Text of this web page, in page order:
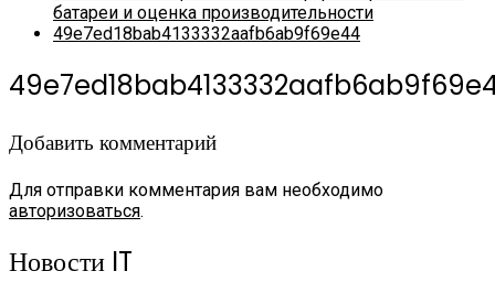
батареи и оценка производительности
49e7ed18bab4133332aafb6ab9f69e44
Добавить комментарий
Для отправки комментария вам необходимо
авторизоваться.
Новости IT